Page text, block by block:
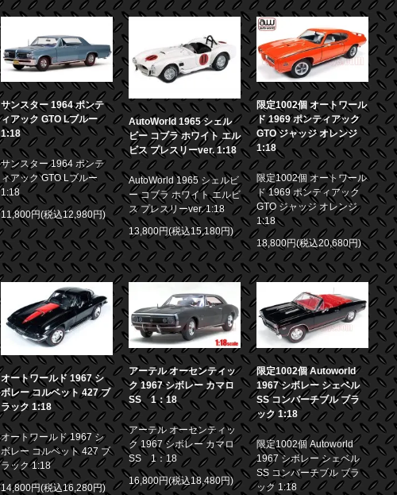
サンスター 1964 ポンテ
ィアック GTO Lブルー
1:18
サンスター 1964 ポンテ
ィアック GTO Lブルー
1:18
11,800円(税込12,980円)
AutoWorld 1965 シェル
ビー コブラ ホワイト エル
ビス プレスリーver. 1:18
AutoWorld 1965 シェルビ
ー コブラ ホワイト エルビ
ス プレスリーver. 1:18
13,800円(税込15,180円)
限定1002個 オートワール
ド 1969 ポンティアック
GTO ジャッジ オレンジ
1:18
限定1002個 オートワール
ド 1969 ポンティアック
GTO ジャッジ オレンジ
1:18
18,800円(税込20,680円)
オートワールド 1967 シ
ボレー コルベット 427 ブ
ラック 1:18
オートワールド 1967 シ
ボレー コルベット 427 ブ
ラック 1:18
14,800円(税込16,280円)
アーテル オーセンティッ
ク 1967 シボレー カマロ
SS 1：18
アーテル オーセンティッ
ク 1967 シボレー カマロ
SS 1：18
16,800円(税込18,480円)
限定1002個 Autoworld
1967 シボレー シェベル
SS コンバーチブル ブラ
ック 1:18
限定1002個 Autoworld
1967 シボレー シェベル
SS コンバーチブル ブラ
ック 1:18